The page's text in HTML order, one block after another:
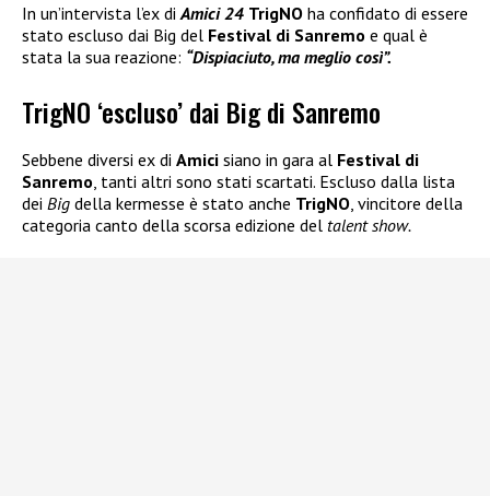
In un’intervista l’ex di Amici 24 TrigNO ha confidato di essere
stato escluso dai Big del Festival di Sanremo e qual è
stata la sua reazione: “Dispiaciuto, ma meglio così”.
TrigNO ‘escluso’ dai Big di Sanremo
Sebbene diversi ex di Amici siano in gara al Festival di
Sanremo, tanti altri sono stati scartati. Escluso dalla lista
dei Big della kermesse è stato anche TrigNO, vincitore della
categoria canto della scorsa edizione del talent show.